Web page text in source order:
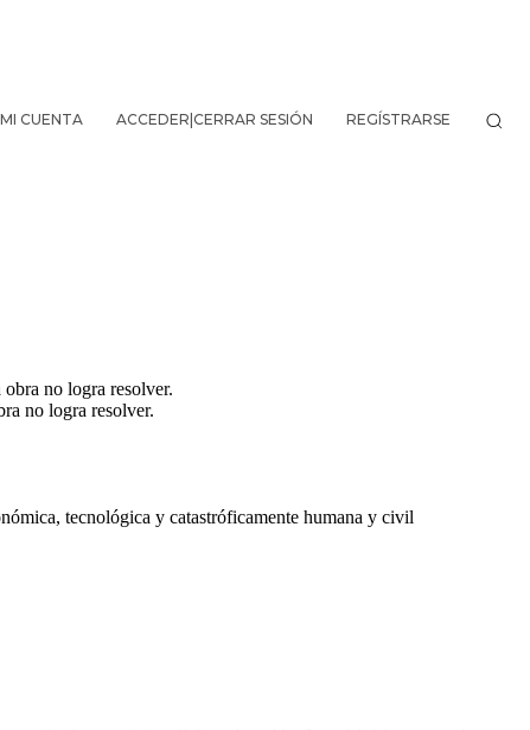
MI CUENTA ACCEDER|CERRAR SESIÓN REGÍSTRARSE
no logra resolver.
tecnológica y catastróficamente humana y civil